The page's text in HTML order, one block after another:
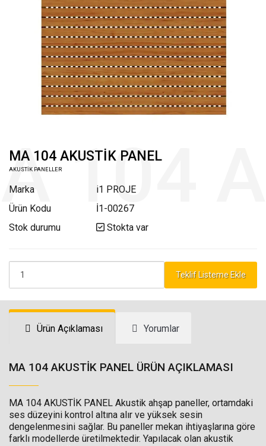
MA 104 AKUSTİK PANEL
AKUSTİK PANELLER
Marka
i1 PROJE
Ürün Kodu
İ1-00267
Stok durumu
Stokta var
Teklif Listeme Ekle
Ürün Açıklaması Yorumlar
MA 104 AKUSTİK PANEL ÜRÜN AÇIKLAMASI
MA 104 AKUSTİK PANEL Akustik ahşap paneller, ortamdaki
ses düzeyini kontrol altına alır ve yüksek sesin
dengelenmesini sağlar. Bu paneller mekan ihtiyaşlarına göre
farklı modellerde üretilmektedir. Yapılacak olan akustik